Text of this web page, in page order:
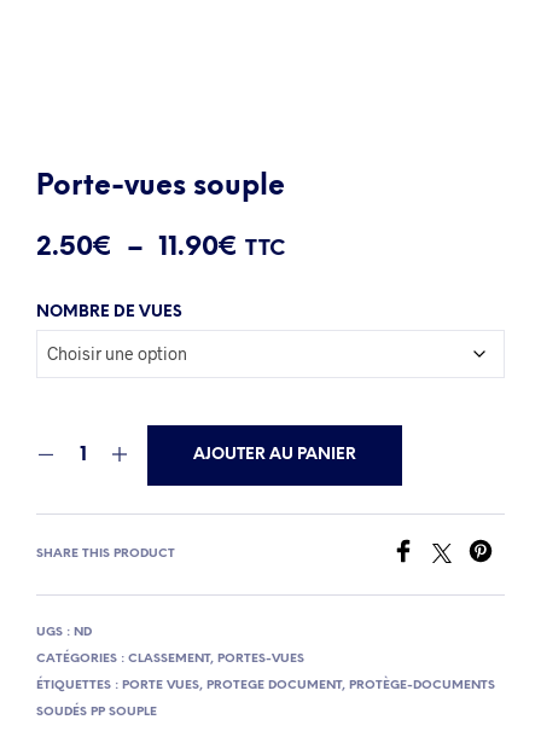
Porte-vues souple
2.50€ – 11.90€ Plage
prix :
11.90€
TTC
NOMBRE DE VUES
AJOUTER AU PANIER
SHARE THIS PRODUCT
UGS : ND
CATÉGORIES : CLASSEMENT, PORTES-VUES
ÉTIQUETTES : PORTE VUES, PROTEGE DOCUMENT, PROTÈGE-DOCUMENTS
SOUDÉS PP SOUPLE